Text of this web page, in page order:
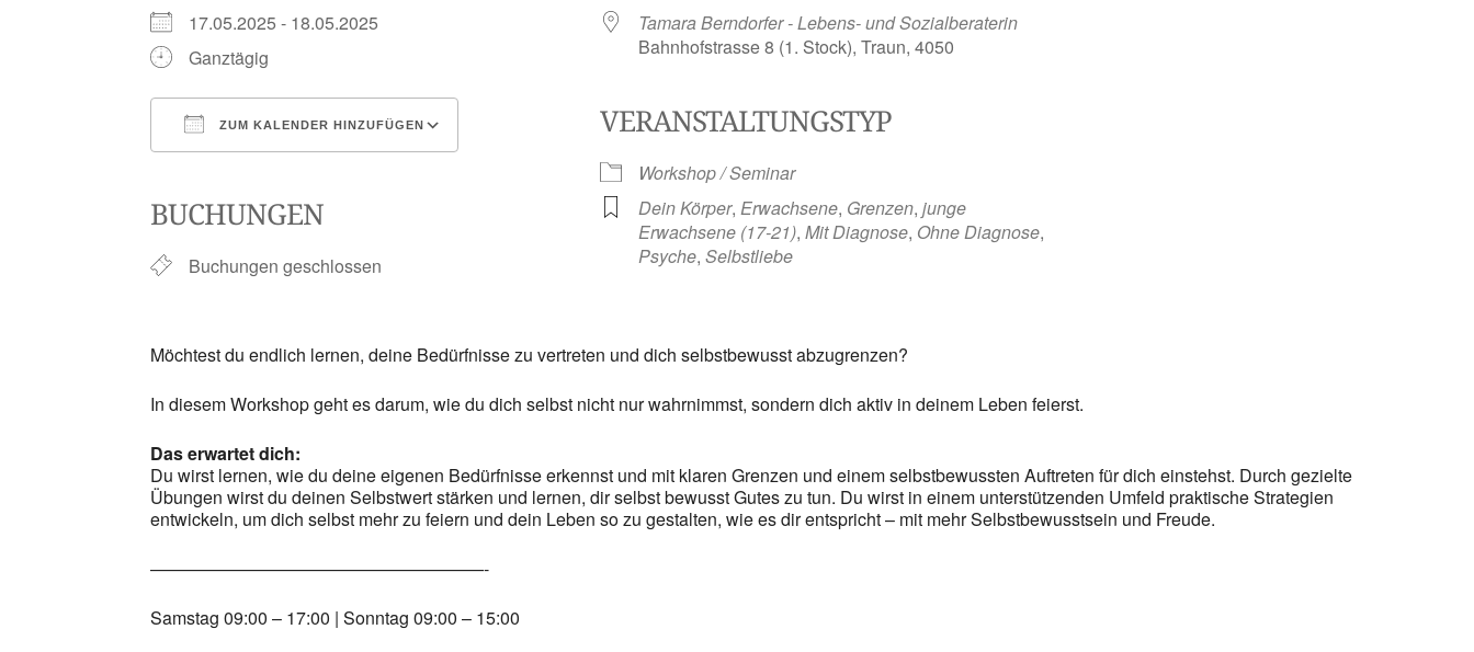
17.05.2025 - 18.05.2025
Ganztägig
ZUM KALENDER HINZUFÜGEN
BUCHUNGEN
Buchungen geschlossen
Tamara Berndorfer - Lebens- und Sozialberaterin
Bahnhofstrasse 8 (1. Stock), Traun, 4050
VERANSTALTUNGSTYP
Workshop / Seminar
Dein Körper, Erwachsene, Grenzen, junge
Erwachsene (17-21), Mit Diagnose, Ohne Diagnose,
Psyche, Selbstliebe
Möchtest du endlich lernen, deine Bedürfnisse zu vertreten und dich selbstbewusst abzugrenzen?
In diesem Workshop geht es darum, wie du dich selbst nicht nur wahrnimmst, sondern dich aktiv in deinem Leben feierst.
Das erwartet dich:
Du wirst lernen, wie du deine eigenen Bedürfnisse erkennst und mit klaren Grenzen und einem selbstbewussten Auftreten für dich einstehst. Durch gezielte
Übungen wirst du deinen Selbstwert stärken und lernen, dir selbst bewusst Gutes zu tun. Du wirst in einem unterstützenden Umfeld praktische Strategien
entwickeln, um dich selbst mehr zu feiern und dein Leben so zu gestalten, wie es dir entspricht – mit mehr Selbstbewusstsein und Freude.
———————————————————-
Samstag 09:00 – 17:00 | Sonntag 09:00 – 15:00